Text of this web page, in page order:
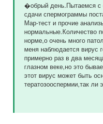
�обрый день.Пытаемся с
сдачи спермограммы
Мар-тест и прочие
нормальные.Количество
норме,о очень много
меня наблюдается вирус
примерно раз в два
глазном веке,но это
этот вирус может быть
тератозооспермии,так ли